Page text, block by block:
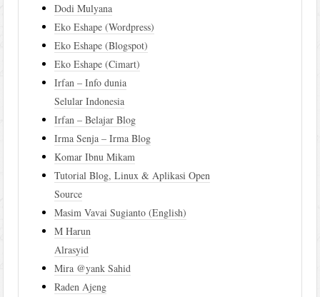
Dodi Mulyana
Eko Eshape (Wordpress)
Eko Eshape (Blogspot)
Eko Eshape (Cimart)
Irfan – Info dunia
Selular Indonesia
Irfan – Belajar Blog
Irma Senja – Irma Blog
Komar Ibnu Mikam
Tutorial Blog, Linux & Aplikasi Open
Source
Masim Vavai Sugianto (English)
M Harun
Alrasyid
Mira @yank Sahid
Raden Ajeng